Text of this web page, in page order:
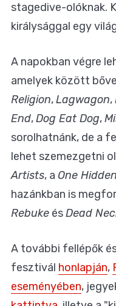
stagedive-olóknak.
királysággal egy
A napokban végre
amelyek között
Religion,Lagwagon,
End,Dog Eat Dog,
sorolhatnánk, de a
lehet szemezgetni
Artists, a One
hazánkban is
Rebuke ésDead
A további fellépők
fesztivál honlapján,
eseményében,